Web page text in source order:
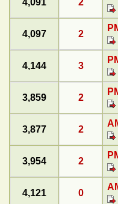
2
4,091
2
4,097
3
4,144
2
3,859
2
3,877
2
3,954
0
4,121